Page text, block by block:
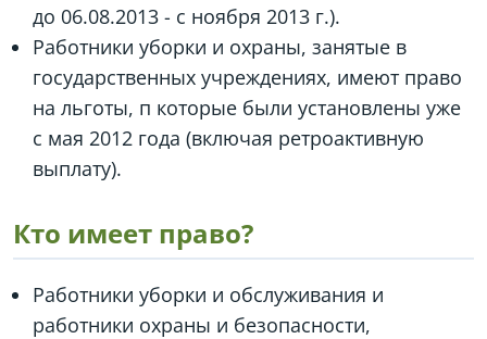
до 06.08.2013 - с ноября 2013 г.).
Работники уборки и охраны, занятые в
государственных учреждениях, имеют право
на льготы, п которые были установлены уже
с мая 2012 года (включая ретроактивную
выплату).
Кто имеет право?
Работники уборки и обслуживания и
работники охраны и безопасности,